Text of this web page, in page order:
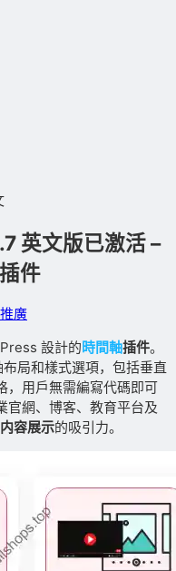
英文版已激活 –
件
推廣
設計的時間軸插件。
局和樣式選項，包括垂直
，用戶無需編寫代碼即可
官網、博客、教育平台及
容展示的吸引力。